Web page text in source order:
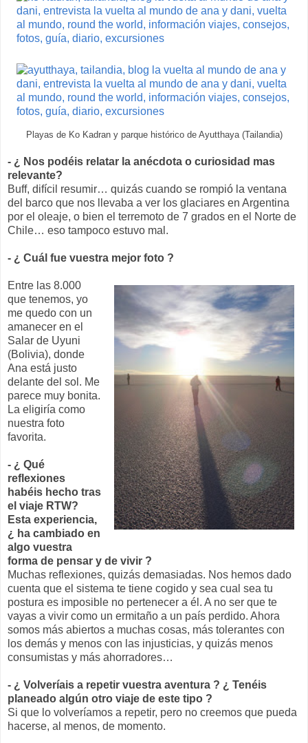
Playas de Ko Kadran y parque histórico de Ayutthaya (Tailandia)
- ¿ Nos podéis relatar la anécdota o curiosidad mas
relevante?
Buff, difícil resumir… quizás cuando se rompió la ventana
del barco que nos llevaba a ver los glaciares en Argentina
por el oleaje, o bien el terremoto de 7 grados en el Norte de
Chile… eso tampoco estuvo mal.
- ¿ Cuál fue vuestra mejor foto ?
Entre las 8.000
que tenemos, yo
me quedo con un
amanecer en el
Salar de Uyuni
(Bolivia), donde
Ana está justo
delante del sol. Me
parece muy bonita.
La eligiría como
nuestra foto
favorita.
- ¿ Qué
reflexiones
habéis hecho tras
el viaje RTW?
Esta experiencia,
¿ ha cambiado en
algo vuestra
forma de pensar y de vivir ?
Muchas reflexiones, quizás demasiadas. Nos hemos dado
cuenta que el sistema te tiene cogido y sea cual sea tu
postura es imposible no pertenecer a él. A no ser que te
vayas a vivir como un ermitaño a un país perdido. Ahora
somos más abiertos a muchas cosas, más tolerantes con
los demás y menos con las injusticias, y quizás menos
consumistas y más ahorradores…
- ¿ Volveríais a repetir vuestra aventura ? ¿ Tenéis
planeado algún otro viaje de este tipo ?
Si que lo volveríamos a repetir, pero no creemos que pueda
hacerse, al menos, de momento.